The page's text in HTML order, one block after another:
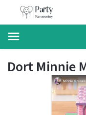
Dort Minnie